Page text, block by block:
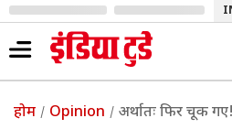
होम Opinion अर्थातः फिर चूक गए!